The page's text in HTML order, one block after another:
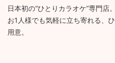
日本初の“ひとりカラオケ”専門店。
お1人様でも気軽に立ち寄れる、
用意。